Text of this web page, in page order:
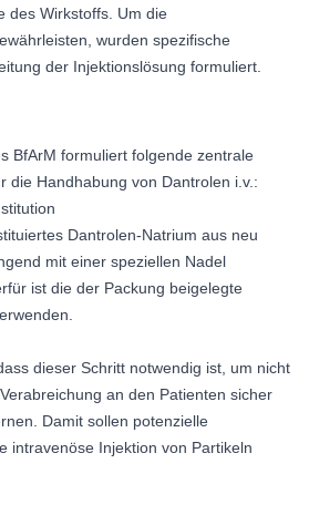
des Wirkstoffs. Um die
wurden spezifische
der Injektionslösung formuliert.
BfArM formuliert folgende zentrale
die Handhabung von Dantrolen i.v.:
Dantrolen-Natrium aus neu
mit einer speziellen Nadel
ist die der Packung beigelegte
dieser Schritt notwendig ist, um nicht
an den Patienten sicher
Damit sollen potenzielle
intravenöse Injektion von Partikeln